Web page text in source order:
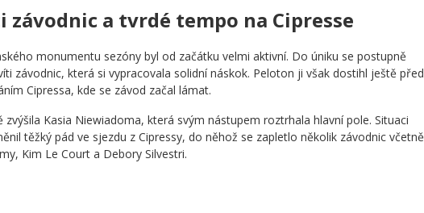
závodnic a tvrdé tempo na Cipresse
monumentu sezóny byl od začátku velmi aktivní. Do úniku se postupně
závodnic, která si vypracovala solidní náskok. Peloton ji však dostihl ještě před
Cipressa, kde se závod začal lámat.
zvýšila Kasia Niewiadoma, která svým nástupem roztrhala hlavní pole. Situaci
těžký pád ve sjezdu z Cipressy, do něhož se zapletlo několik závodnic včetně
Kim Le Court a Debory Silvestri.